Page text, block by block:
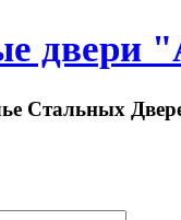
двери
Стальных